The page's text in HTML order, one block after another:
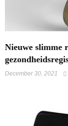
Nieuwe slimme
December 30, 2021